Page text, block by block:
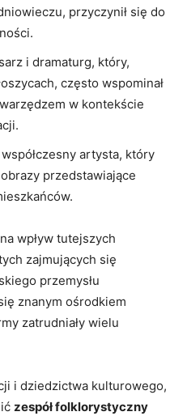
przyczynił się do
i dramaturg, który,
często wspominał
w kontekście
artysta, który
przedstawiające
wpływ tutejszych
zajmujących się
przemysłu
znanym ośrodkiem
zatrudniały wielu
i dziedzictwa kulturowego,
zespół folklorystyczny